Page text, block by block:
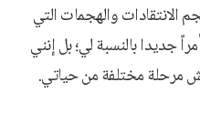
الانتقادات والهجمات التي
جديدا بالنسبة لي؛ بل إنني
مرحلة مختلفة من حياتي.